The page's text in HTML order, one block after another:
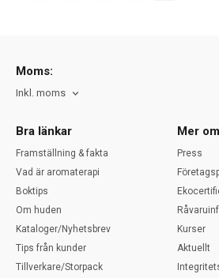
Moms:
Inkl. moms
Bra länkar
Framställning & fakta
Vad är aromaterapi
Boktips
Om huden
Kataloger/Nyhetsbrev
Tips från kunder
Tillverkare/Storpack
Mer
Press
Kurser
Aktuellt